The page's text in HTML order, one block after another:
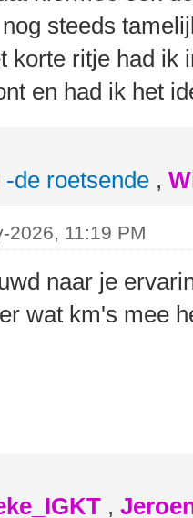
steeds
korte ritje had ik
en had ik het
de roetsende ,
2026, 11:19 PM
naar je
wat km's mee
,